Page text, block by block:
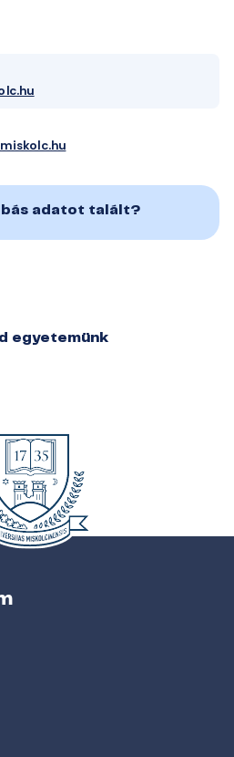
adatot talált?
egyetemünk